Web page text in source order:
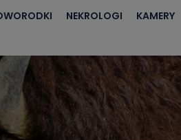
NEKROLOGI KAMERY